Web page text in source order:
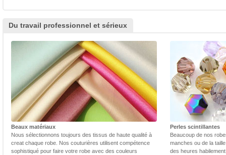
Du travail professionnel et sérieux
Beaux matériaux
Nous sélectionnons toujours des tissus de haute qualité à
creat chaque robe. Nos couturières utilisent compétence
sophistiqué pour faire votre robe avec des couleurs
Perles scintillantes
Beaucoup de nos
manches ou de la
des heures